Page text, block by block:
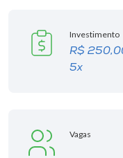
Investimento
R$
5x
Vagas